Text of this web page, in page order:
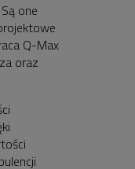
one
Q-Max
oraz